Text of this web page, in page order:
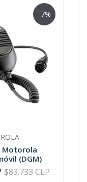
-7%
Motorola
(DGM)
+
$83.733 CLP